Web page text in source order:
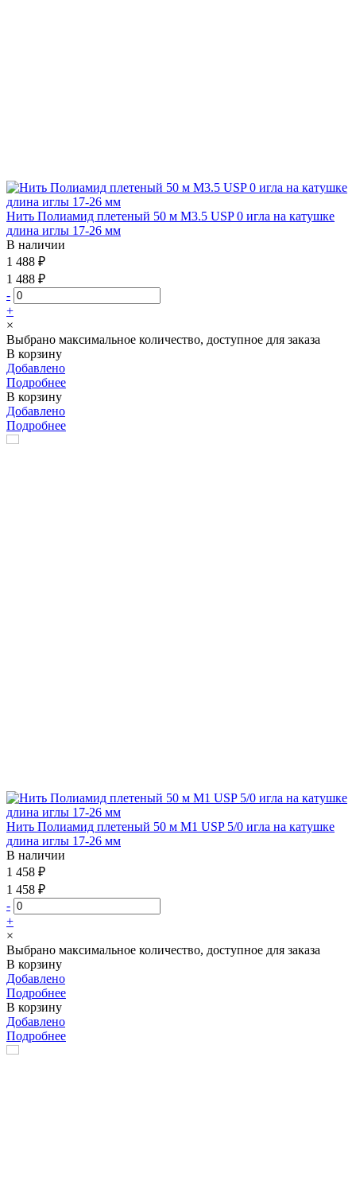
Нить Полиамид плетеный 50 м М3.5 USP 0 игла на катушке
длина иглы 17-26 мм
В наличии
1 488 ₽
1 488 ₽
-
+
×
Выбрано максимальное количество, доступное для заказа
В корзину
Добавлено
Подробнее
В корзину
Добавлено
Подробнее
Нить Полиамид плетеный 50 м М1 USP 5/0 игла на катушке
длина иглы 17-26 мм
В наличии
1 458 ₽
1 458 ₽
-
+
×
Выбрано максимальное количество, доступное для заказа
В корзину
Добавлено
Подробнее
В корзину
Добавлено
Подробнее